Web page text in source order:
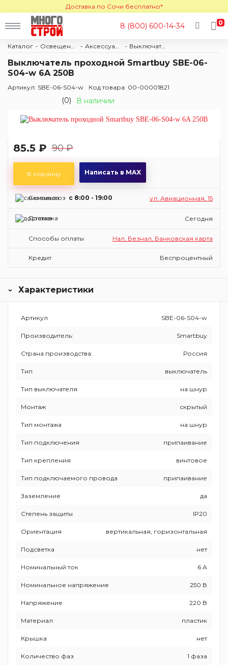
Доставка по Сочи бесплатно*
8 (800) 600-14-34 0
Каталог Выключатели
Выключатель проходной Smartbuy SBE-06-
S04-w 6A 250B
Артикул: SBE-06-S04-w Код товара: 00-00001821
(0) В наличии
85.5 ₽ 90 ₽
В корзину Написать в MAX
Самовывоз c 8:00 - 19:00 ул. Авиационная, 15
Доставка Сегодня
Способы оплаты Нал, Безнал, Банковская карта
Кредит Беспроцентный
Характеристики
Артикул SBE-06-S04-w
Производитель: Smartbuy
Страна производства: Россия
Тип выключатель
Тип выключателя на шнур
Монтаж скрытый
Тип монтажа на шнур
Тип подключения припаивание
Тип крепления винтовое
Tип подключаемого провода припаивание
Заземление да
Степень защиты IP20
Ориентация вертикальная, горизонтальная
Подсветка нет
Номинальный ток 6 А
Номинальное напряжение 250 В
Напряжение 220 В
Материал пластик
Крышка нет
Количество фаз 1 фаза